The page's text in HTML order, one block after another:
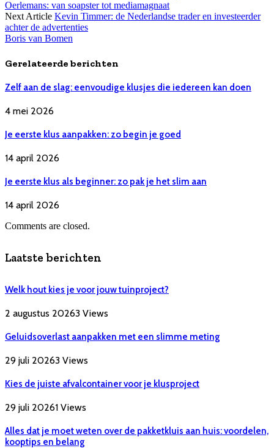
Oerlemans: van soapster tot mediamagnaat
Next Article Kevin Timmer: de Nederlandse trader en investeerder
achter de advertenties
Boris van Bomen
Gerelateerde berichten
Zelf aan de slag: eenvoudige klusjes die iedereen kan doen
4 mei 2026
Je eerste klus aanpakken: zo begin je goed
14 april 2026
Je eerste klus als beginner: zo pak je het slim aan
14 april 2026
Comments are closed.
Laatste berichten
Welk hout kies je voor jouw tuinproject?
2 augustus 20263 Views
Geluidsoverlast aanpakken met een slimme meting
29 juli 20263 Views
Kies de juiste afvalcontainer voor je klusproject
29 juli 20261 Views
Alles dat je moet weten over de pakketkluis aan huis: voordelen,
kooptips en belang